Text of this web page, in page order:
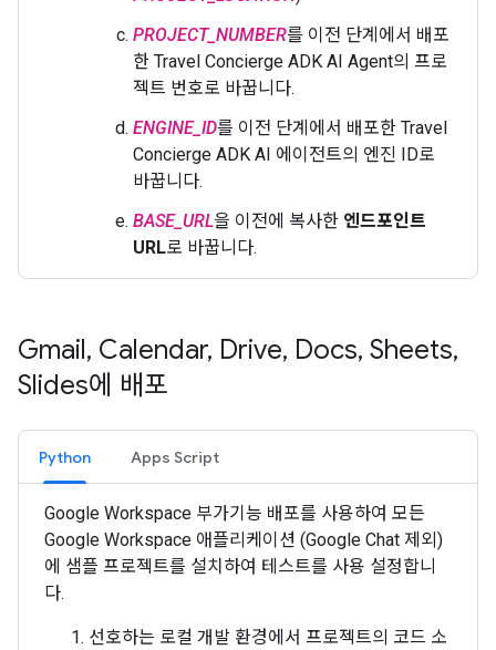
PROJECT_NUMBER를 이전 단계에서 배포
한 Travel Concierge ADK AI Agent의 프로
젝트 번호로 바꿉니다.
ENGINE_ID를 이전 단계에서 배포한 Travel
Concierge ADK AI 에이전트의 엔진 ID로
바꿉니다.
BASE_URL을 이전에 복사한 엔드포인트
URL로 바꿉니다.
Gmail, Calendar, Drive, Docs, Sheets,
Slides에 배포
Python Apps Script
Google Workspace 부가기능 배포를 사용하여 모든
Google Workspace 애플리케이션 (Google Chat 제외)
에 샘플 프로젝트를 설치하여 테스트를 사용 설정합니
다.
선호하는 로컬 개발 환경에서 프로젝트의 코드 소